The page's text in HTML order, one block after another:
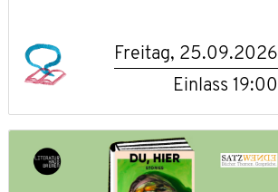
Freitag, 25.09.2026
Einlass 19:00